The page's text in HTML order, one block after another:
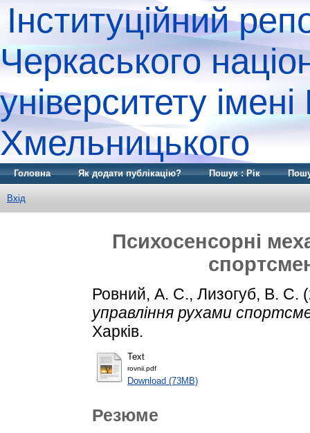
Інституційний
Черкаського
університету
Хмельницького
Головна Як додати публікацію? Пошук : Рік
Вхід
Психосенсорні
Ровний, А. С., Лизогуб, В. С.
управління рухами
Харків.
Text
rovnii.pdf
Download (73MB)
Резюме